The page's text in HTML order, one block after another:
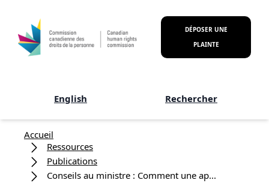
DÉPOSER UNE
PLAINTE
English Rechercher
Fil d'Ariane
Accueil
Ressources
Publications
Conseils au ministre : Comment une ap...